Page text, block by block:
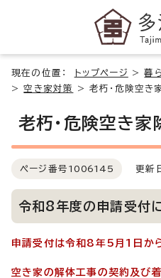
現在の位置： トップページ >暮
>空き家対策 >老朽・危険空き
老朽・危険空き
ページ番号 1006145 更新
令和8年度の申請受付
申請受付は令和8年5月1日から
空き家の解体工事の契約及び